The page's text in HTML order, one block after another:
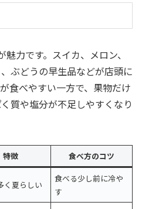
力です。スイカ、メロン、
ぶどうの早生品などが店頭に
食べやすい一方で、果物だけ
質や塩分が不足しやすくなり
特徴 食べ方のコツ
く夏らしい
食べる少し前に冷や
す